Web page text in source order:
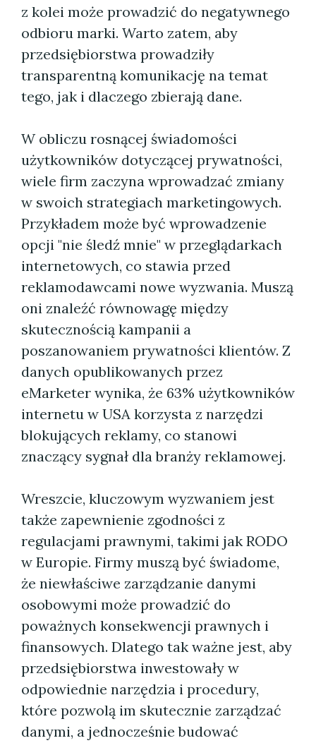
z kolei może prowadzić do negatywnego
odbioru marki. Warto zatem, aby
przedsiębiorstwa prowadziły
transparentną komunikację na temat
tego, jak i dlaczego zbierają dane.
W obliczu rosnącej świadomości
użytkowników dotyczącej prywatności,
wiele firm zaczyna wprowadzać zmiany
w swoich strategiach marketingowych.
Przykładem może być wprowadzenie
opcji "nie śledź mnie" w przeglądarkach
internetowych, co stawia przed
reklamodawcami nowe wyzwania. Muszą
oni znaleźć równowagę między
skutecznością kampanii a
poszanowaniem prywatności klientów. Z
danych opublikowanych przez
eMarketer wynika, że 63% użytkowników
internetu w USA korzysta z narzędzi
blokujących reklamy, co stanowi
znaczący sygnał dla branży reklamowej.
Wreszcie, kluczowym wyzwaniem jest
także zapewnienie zgodności z
regulacjami prawnymi, takimi jak RODO
w Europie. Firmy muszą być świadome,
że niewłaściwe zarządzanie danymi
osobowymi może prowadzić do
poważnych konsekwencji prawnych i
finansowych. Dlatego tak ważne jest, aby
przedsiębiorstwa inwestowały w
odpowiednie narzędzia i procedury,
które pozwolą im skutecznie zarządzać
danymi, a jednocześnie budować